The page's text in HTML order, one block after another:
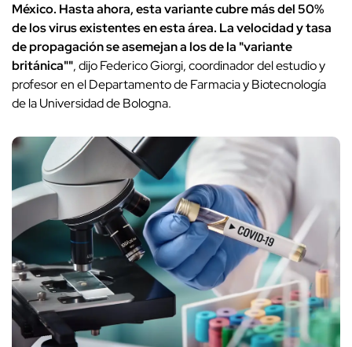
México. Hasta ahora, esta variante cubre más del 50%
de los virus existentes en esta área. La velocidad y tasa
de propagación se asemejan a los de la "variante
británica"", dijo Federico Giorgi, coordinador del estudio y
profesor en el Departamento de Farmacia y Biotecnología
de la Universidad de Bologna.